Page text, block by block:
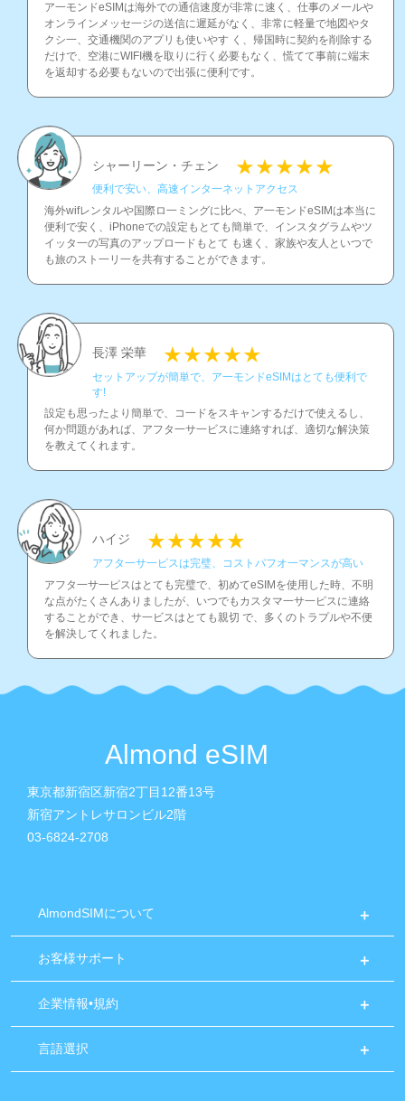
ア一モンドeSIMは海外での通信速度が非常に速く、仕事のメ一ルや
オンラインメッセ一ジの送信に遲延がなく、非常に軽量で地図やタ
クシ一、交通機関のアプリも使いやす く、帰国時に契約を削除する
だけで、空港にWIFI機を取りに行く必要もなく、慌てて事前に端末
を返却する必要もないので出張に便利です。
シャーリーン・チェン
便利で安い、高速インタ一ネットアクセス
海外wifレンタルや国際ロ一ミングに比べ、ア一モンドeSIMは本当に
便利で安く、iPhoneでの設定もとても簡単で、インスタグラムやツ
イッタ一の写真のアップロ一ドもとて も速く、家族や友人といつで
も旅のスト一リ一を共有することができます。
長澤 栄華
セットアップが簡単で、ア一モンドeSIMはとても便利で
す!
設定も思ったより簡単で、コ一ドをスキャンするだけで使えるし、
何か問題があれば、アフタ一サ一ビスに連絡すれば、適切な解決策
を教えてくれます。
ハイジ
アフタ一サ一ピスは完璧、コストパフオ一マンスが高い
アフタ一サ一ピスはとても完璧で、初めてeSIMを使用した時、不明
な点がたくさんありましたが、いつでもカスタマ一サ一ピスに連絡
することができ、サ一ビスはとても親切 で、多くのトラプルや不便
を解決してくれました。
Almond eSIM
東京都新宿区新宿2丁目12番13号
新宿アントレサロンビル2階
03-6824-2708
AlmondSIMについて
お客様サポート
企業情報•規約
言語選択